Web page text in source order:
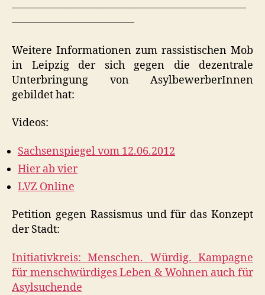
——————————————————————
———————————–
Weitere Informationen zum rassistischen Mob
in Leipzig der sich gegen die dezentrale
Unterbringung von AsylbewerberInnen
gebildet hat:
Videos:
Sachsenspiegel vom 12.06.2012
Hier ab vier
LVZ Online
Petition gegen Rassismus und für das Konzept
der Stadt:
Initiativkreis: Menschen. Würdig. Kampagne
für menschwürdiges Leben & Wohnen auch für
Asylsuchende